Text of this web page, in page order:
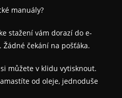
manuály?
stažení vám dorazí do e-
čekání na pošťáka.
můžete v klidu vytisknout.
od oleje, jednoduše